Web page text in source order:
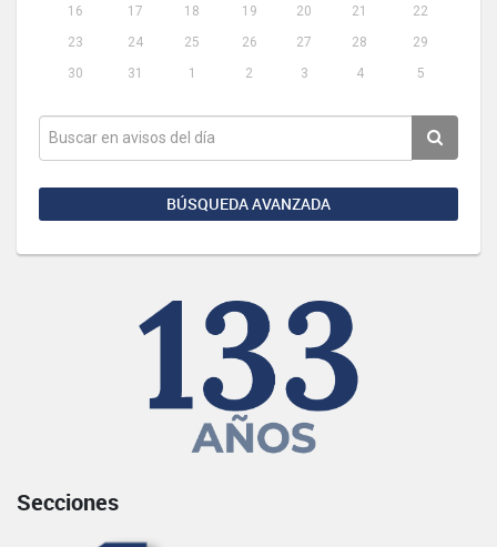
16
17 18 19 20 21
22
23
24 25 26 27 28
29
30
31 1 2 3 4 5
BÚSQUEDA AVANZADA
Secciones